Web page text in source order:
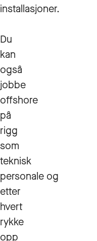
installasjoner.
Du
kan
også
jobbe
offshore
på
rigg
som
teknisk
personale og
etter
hvert
rykke
opp